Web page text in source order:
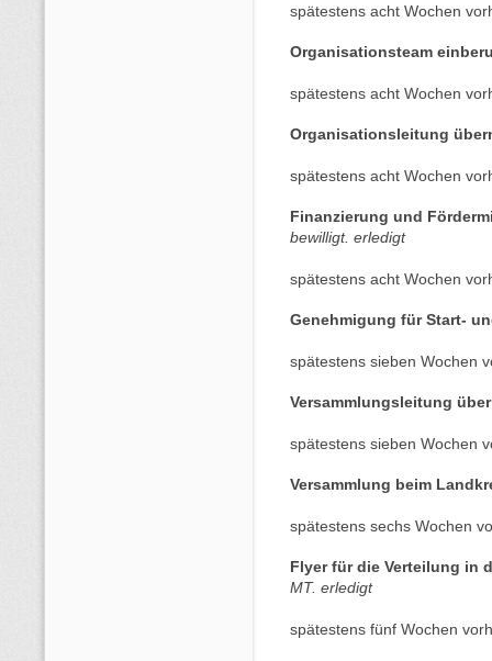
spätestens acht Wochen
Organisationsteam
spätestens acht Wochen
Organisationsleitung
spätestens acht Wochen
Finanzierung und
bewilligt. erledigt
spätestens acht Wochen
Genehmigung für Start-
spätestens sieben Wochen
Versammlungsleitung
spätestens sieben Wochen
Versammlung beim
spätestens sechs Wochen
Flyer für die Verteilung in
MT. erledigt
spätestens fünf Wochen